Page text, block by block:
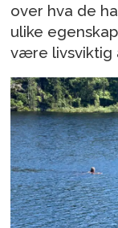
over hva de
ulike
være livsviktig